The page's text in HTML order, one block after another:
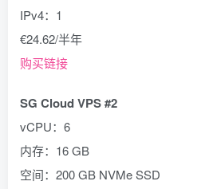
IPv4：1
€24.62/半年
购买链接
SG Cloud VPS #2
vCPU：6
内存：16 GB
空间：200 GB NVMe SSD